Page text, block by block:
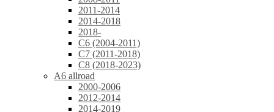
2011-2014
2014-2018
2018-
C6 (2004-2011)
C7 (2011-2018)
C8 (2018-2023)
A6 allroad
2000-2006
2012-2014
2014-2019